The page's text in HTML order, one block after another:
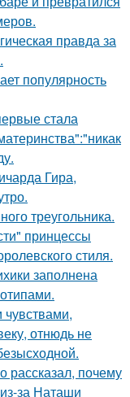
правда за
популярность
стала
Гира,
треугольника.
принцессы
стиля.
заполнена
отнюдь не
рассказал, почему
за Наташи